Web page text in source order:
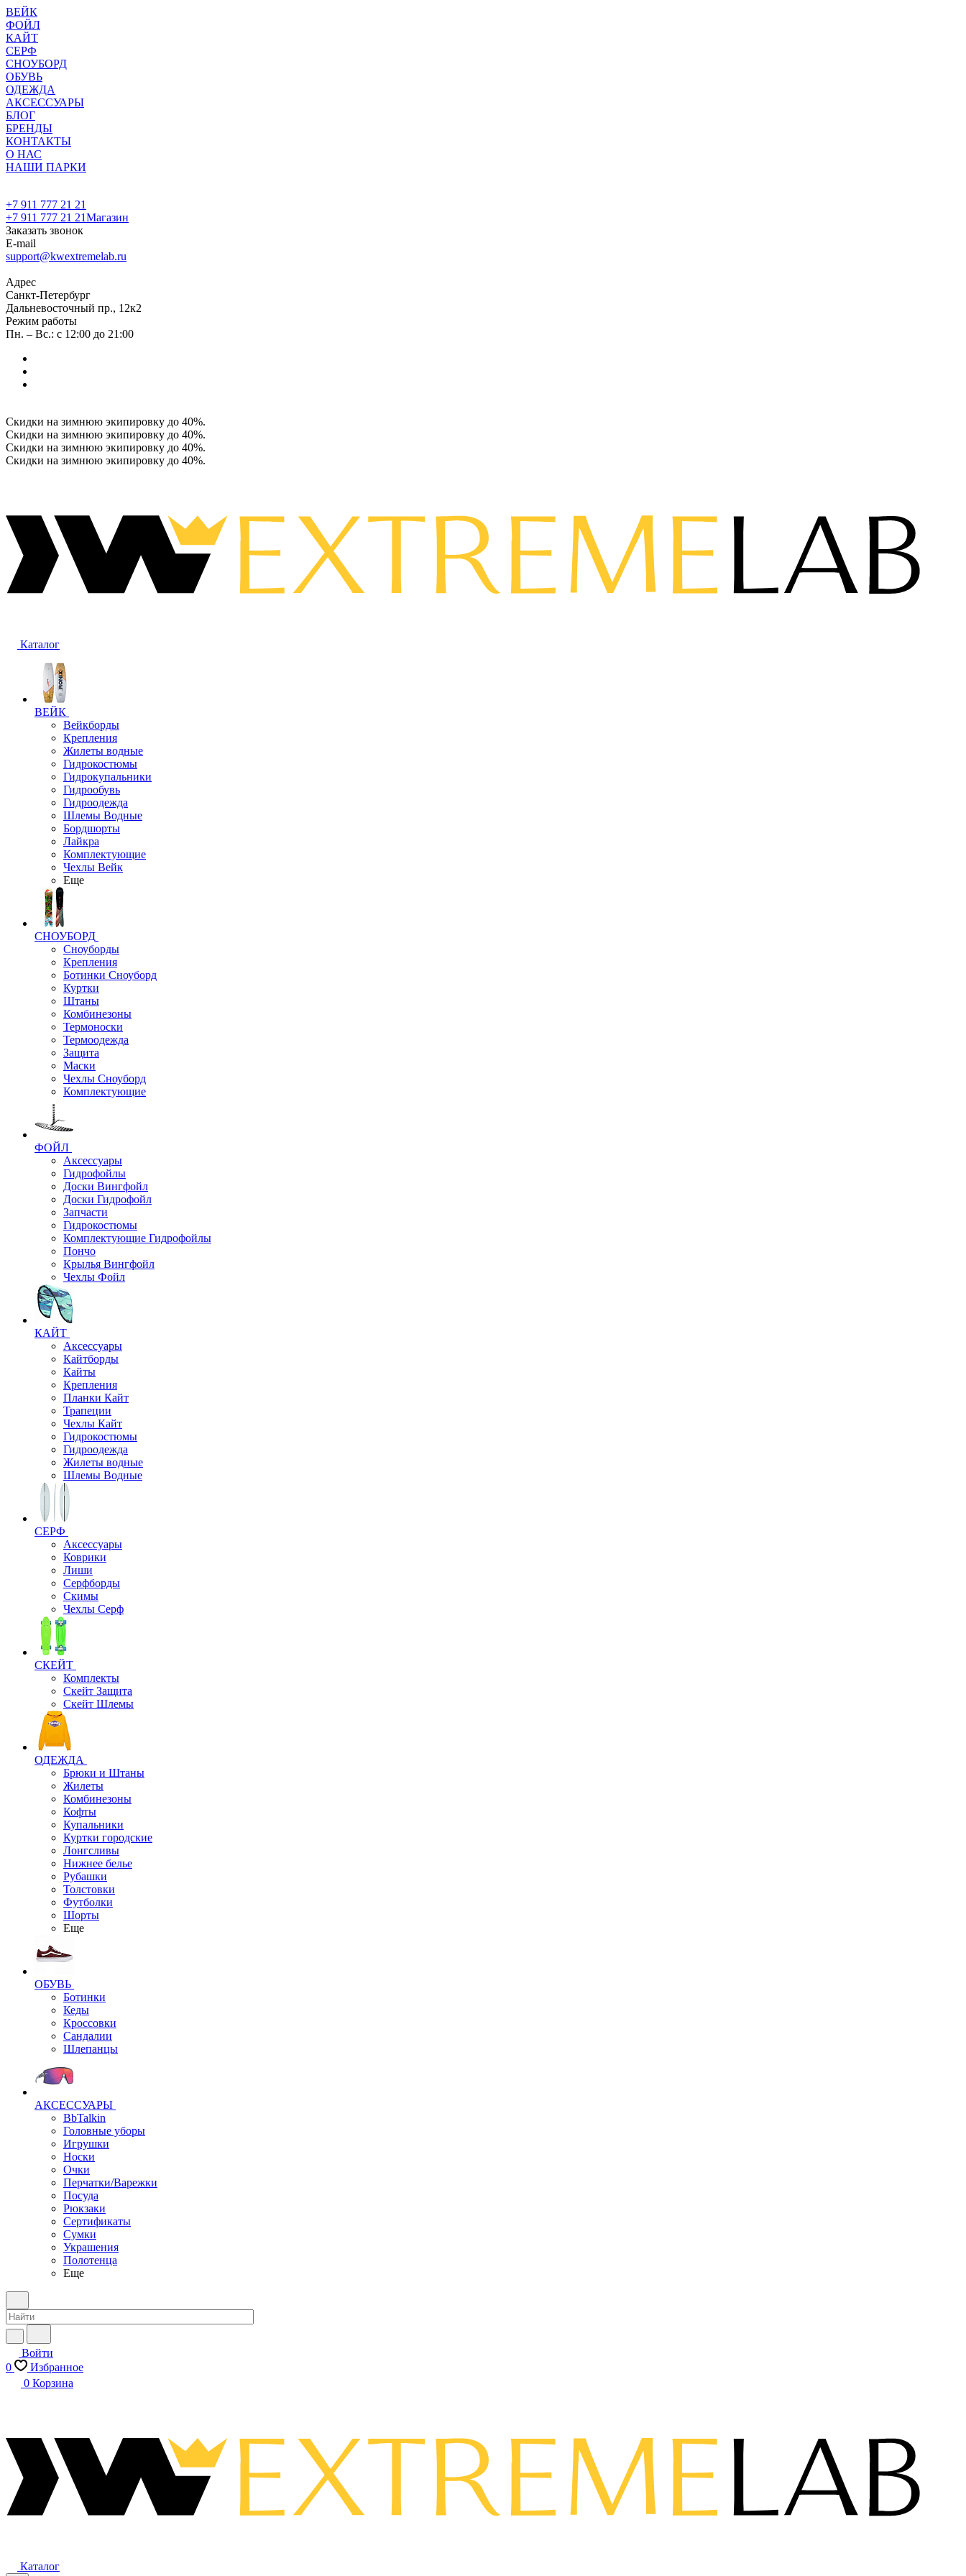
ВЕЙК
ФОЙЛ
КАЙТ
СЕРФ
СНОУБОРД
ОБУВЬ
ОДЕЖДА
АКСЕССУАРЫ
БЛОГ
БРЕНДЫ
КОНТАКТЫ
О НАС
НАШИ ПАРКИ
+7 911 777 21 21
+7 911 777 21 21Магазин
Заказать звонок
E-mail
support@kwextremelab.ru
Адрес
Санкт-Петербург
Дальневосточный пр., 12к2
Режим работы
Пн. – Вс.: с 12:00 до 21:00
Скидки на зимнюю экипировку до 40%.
Скидки на зимнюю экипировку до 40%.
Скидки на зимнюю экипировку до 40%.
Скидки на зимнюю экипировку до 40%.
Каталог
ВЕЙК
Вейкборды
Крепления
Жилеты водные
Гидрокостюмы
Гидрокупальники
Гидрообувь
Гидроодежда
Шлемы Водные
Бордшорты
Лайкра
Комплектующие
Чехлы Вейк
Еще
СНОУБОРД
Сноуборды
Крепления
Ботинки Сноуборд
Куртки
Штаны
Комбинезоны
Термоноски
Термоодежда
Защита
Маски
Чехлы Сноуборд
Комплектующие
ФОЙЛ
Аксессуары
Гидрофойлы
Доски Вингфойл
Доски Гидрофойл
Запчасти
Гидрокостюмы
Комплектующие Гидрофойлы
Пончо
Крылья Вингфойл
Чехлы Фойл
КАЙТ
Аксессуары
Кайтборды
Кайты
Крепления
Планки Кайт
Трапеции
Чехлы Кайт
Гидрокостюмы
Гидроодежда
Жилеты водные
Шлемы Водные
СЕРФ
Аксессуары
Коврики
Лиши
Серфборды
Скимы
Чехлы Cерф
СКЕЙТ
Комплекты
Скейт Защита
Скейт Шлемы
ОДЕЖДА
Брюки и Штаны
Жилеты
Комбинезоны
Кофты
Купальники
Куртки городские
Лонгсливы
Нижнее белье
Рубашки
Толстовки
Футболки
Шорты
Еще
ОБУВЬ
Ботинки
Кеды
Кроссовки
Сандалии
Шлепанцы
АКСЕССУАРЫ
BbTalkin
Головные уборы
Игрушки
Носки
Очки
Перчатки/Варежки
Посуда
Рюкзаки
Сертификаты
Сумки
Украшения
Полотенца
Еще
Войти
0
Избранное
0 Корзина
Каталог